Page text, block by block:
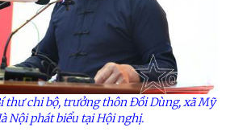
thư chi bộ, trưởng thôn Đồi Dùng, xã Mỹ
Nội phát biểu tại Hội nghị.